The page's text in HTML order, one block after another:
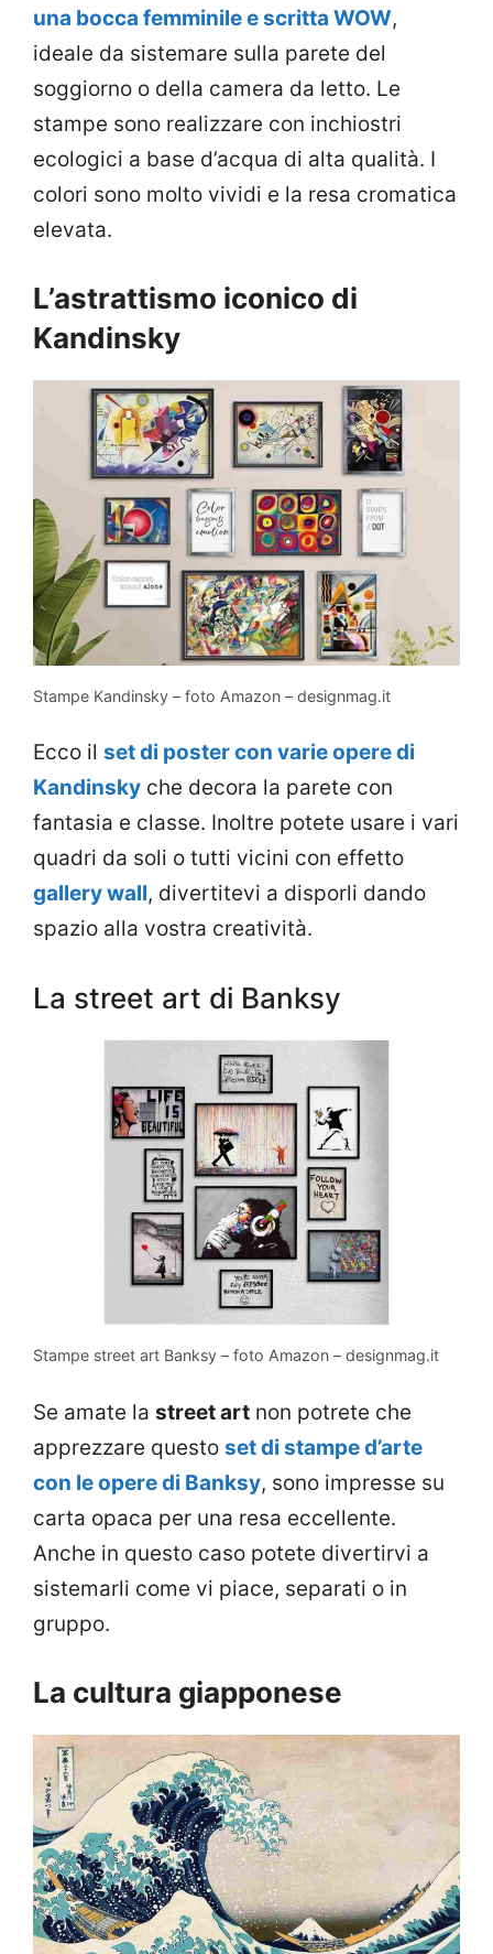
una bocca femminile e scritta WOW,
ideale da sistemare sulla parete del
soggiorno o della camera da letto. Le
stampe sono realizzare con inchiostri
ecologici a base d’acqua di alta qualità. I
colori sono molto vividi e la resa cromatica
elevata.
L’astrattismo iconico di
Kandinsky
Stampe Kandinsky – foto Amazon – designmag.it
Ecco il set di poster con varie opere di
Kandinsky che decora la parete con
fantasia e classe. Inoltre potete usare i vari
quadri da soli o tutti vicini con effetto
gallery wall, divertitevi a disporli dando
spazio alla vostra creatività.
La street art di Banksy
Stampe street art Banksy – foto Amazon – designmag.it
Se amate la street art non potrete che
apprezzare questo set di stampe d’arte
con le opere di Banksy, sono impresse su
carta opaca per una resa eccellente.
Anche in questo caso potete divertirvi a
sistemarli come vi piace, separati o in
gruppo.
La cultura giapponese